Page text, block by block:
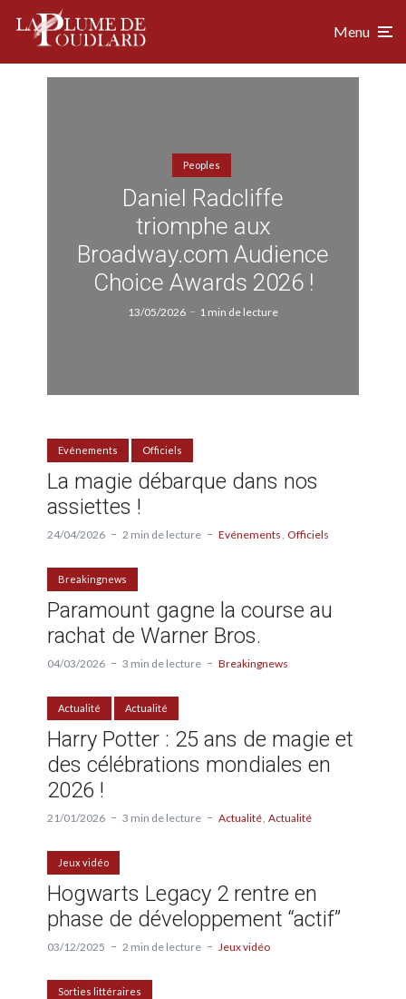
Menu
Peoples
Daniel Radcliffe
triomphe aux
Broadway.com Audience
Choice Awards 2026 !
13/05/2026 1 min de lecture
Evénements Officiels
La magie débarque dans nos
assiettes !
24/04/2026 2 min de lecture Evénements Officiels
Breakingnews
Paramount gagne la course au
rachat de Warner Bros.
04/03/2026 3 min de lecture Breakingnews
Actualité Actualité
Harry Potter : 25 ans de magie et
des célébrations mondiales en
2026 !
21/01/2026 3 min de lecture Actualité Actualité
Jeux vidéo
Hogwarts Legacy 2 rentre en
phase de développement “actif”
03/12/2025 2 min de lecture Jeux vidéo
Sorties littéraires